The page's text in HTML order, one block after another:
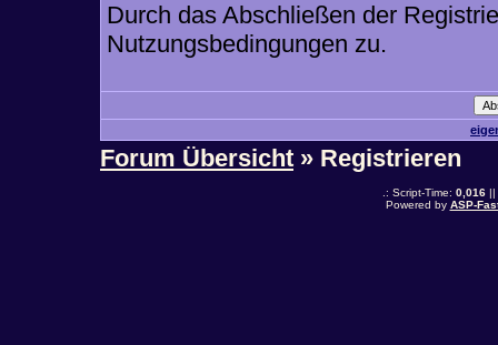
Durch das Abschließen der
Nutzungsbedingungen zu.
Forum Übersicht » Registrieren
.: Script-Time: 0,016||
Powered by ASP-